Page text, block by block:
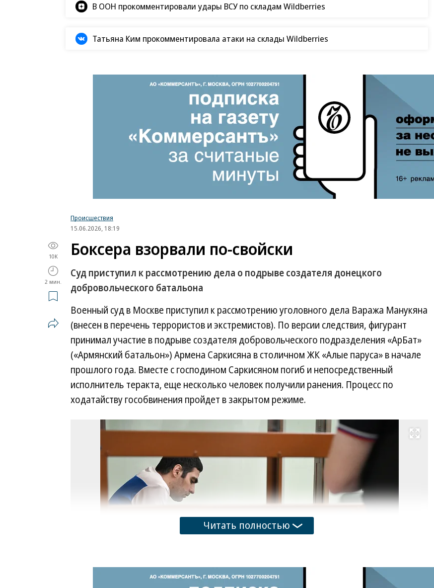
В ООН прокомментировали удары ВСУ по складам Wildberries
Татьяна Ким прокомментировала атаки на склады Wildberries
Происшествия
15.06.2026, 18:19
10K
2 мин.
Боксера взорвали по-свойски
Суд приступил к рассмотрению дела о подрыве создателя донецкого
добровольческого батальона
Военный суд в Москве приступил к рассмотрению уголовного дела Ваража Манукяна
(внесен в перечень террористов и экстремистов). По версии следствия, фигурант
принимал участие в подрыве создателя добровольческого подразделения «АрБат»
(«Армянский батальон») Армена Саркисяна в столичном ЖК «Алые паруса» в начале
прошлого года. Вместе с господином Саркисяном погиб и непосредственный
исполнитель теракта, еще несколько человек получили ранения. Процесс по
ходатайству гособвинения пройдет в закрытом режиме.
Развернуть на весь экран
Читать полностью